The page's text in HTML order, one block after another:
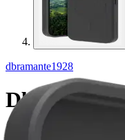
dbramante1928
Dbramante
Greenland